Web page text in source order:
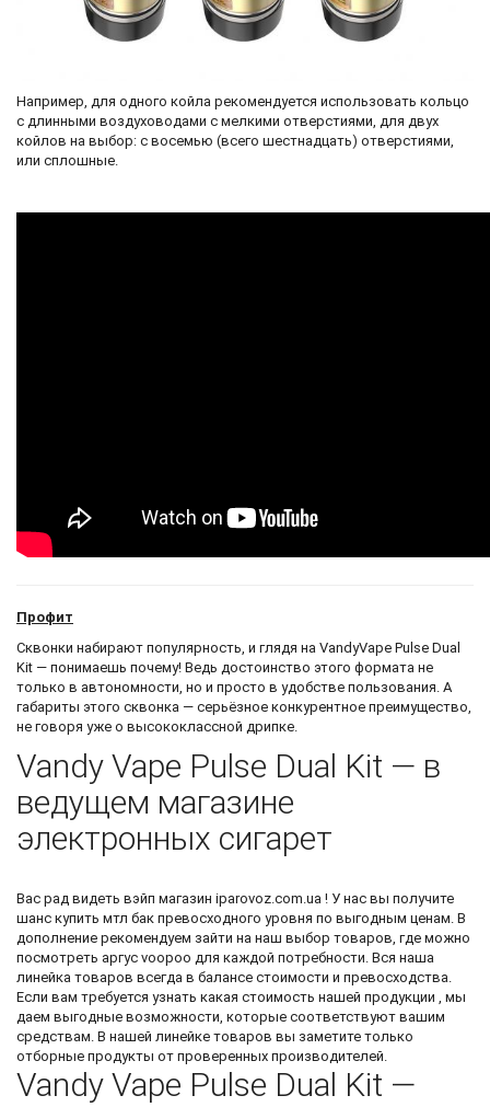
Например, для одного койла рекомендуется использовать кольцо
с длинными воздуховодами с мелкими отверстиями, для двух
койлов на выбор: с восемью (всего шестнадцать) отверстиями,
или сплошные.
Профит
Сквонки набирают популярность, и глядя на VandyVape Pulse Dual
Kit — понимаешь почему! Ведь достоинство этого формата не
только в автономности, но и просто в удобстве пользования. А
габариты этого сквонка — серьёзное конкурентное преимущество,
не говоря уже о высококлассной дрипке.
Vandy Vape Pulse Dual Kit — в
ведущем магазине
электронных сигарет
Вас рад видеть вэйп магазин iparovoz.com.ua ! У нас вы получите
шанс купить мтл бак превосходного уровня по выгодным ценам. В
дополнение рекомендуем зайти на наш выбор товаров, где можно
посмотреть аргус voopoo для каждой потребности. Вся наша
линейка товаров всегда в балансе стоимости и превосходства.
Если вам требуется узнать какая стоимость нашей продукции , мы
даем выгодные возможности, которые соответствуют вашим
средствам. В нашей линейке товаров вы заметите только
отборные продукты от проверенных производителей.
Vandy Vape Pulse Dual Kit —